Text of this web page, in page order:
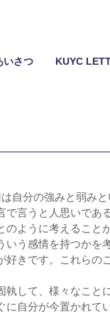
いさつ KUYC
自分の強みと弱み
で言うと人思いであ
のように考えること
いう感情を持つかを
好きです。これらの
執して、様々なこと
に自分が今置かれて